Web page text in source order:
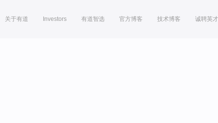
关于有道 Investors 有道智选 官方博客 技术博客 诚聘英才